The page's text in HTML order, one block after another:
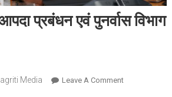
प्रबंधन एवं पुनर्वास विभाग
Media Leave A CommentOn